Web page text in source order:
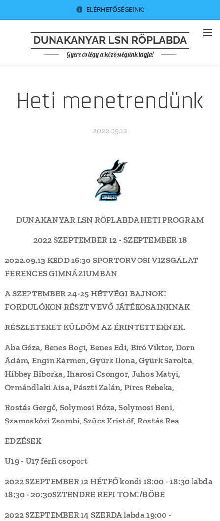
ELÉRHETŐSÉGEINK:
DUNAKANYAR LSN RÖPLABDA
Gyere és légy a közösségünk tagja!
Heti menetrendünk
2022.09.12
DUNAKANYAR LSN RÖPLABDA HETI PROGRAM
2022 SZEPTEMBER 12 - SZEPTEMBER 18
2022.09.13 KEDD 16:30 SPORTORVOSI VIZSGÁLAT
FERENCES GIMNÁZIUMBAN
A SZEPTEMBER 24-25 HÉTVÉGI BAJNOKI
FORDULÓKON RÉSZT VEVŐ JÁTÉKOSAINKNAK
RÉSZLETEKET KÜLDÖM AZ ÉRINTETTEKNEK.
Aba Géza, Benes Bogi, Benes Edi, Bíró Viktor, Dorn
Ádám, Engin Kármen, Gyürk Ilona, Gyürk Sarolta,
Hibbey Bíborka, Iharosi Csongor, Juhos Matyi,
Ormándlaki Aisa, Pászti Zalán, Pircs Rebeka,
Rostás Gergő, Solymosi Róza, Solymosi Beni,
Szamosközi Zsombi, Szücs Kristóf, Rostás Rea
EDZÉSEK
U19 - U17 férfi csoport
2022 SZEPTEMBER 12 HÉTFŐkondi 18:00 - 18:30 labda
18:30 - 20:30SZTENDRE REFI TOMI/BÖBE
2022 SZEPTEMBER 14 SZERDAlabda 19:00 -